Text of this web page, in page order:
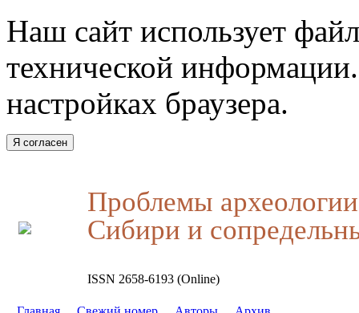
Наш сайт использует
технической
настройках браузера.
Я согласен
Проблемы
Сибири и
ISSN 2658-6193 (Online)